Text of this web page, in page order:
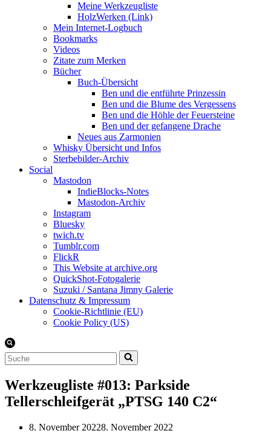
Meine Werkzeugliste
HolzWerken (Link)
Mein Internet-Logbuch
Bookmarks
Videos
Zitate zum Merken
Bücher
Buch-Übersicht
Ben und die entführte Prinzessin
Ben und die Blume des Vergessens
Ben und die Höhle der Feuersteine
Ben und der gefangene Drache
Neues aus Zarmonien
Whisky Übersicht und Infos
Sterbebilder-Archiv
Social
Mastodon
IndieBlocks-Notes
Mastodon-Archiv
Instagram
Bluesky
twich.tv
Tumblr.com
FlickR
This Website at archive.org
QuickShot-Fotogalerie
Suzuki / Santana Jimny Galerie
Datenschutz & Impressum
Cookie-Richtlinie (EU)
Cookie Policy (US)
Suchen
nach …
Werkzeugliste #013: Parkside
Tellerschleifgerät „PTSG 140 C2“
8. November 20228. November 2022